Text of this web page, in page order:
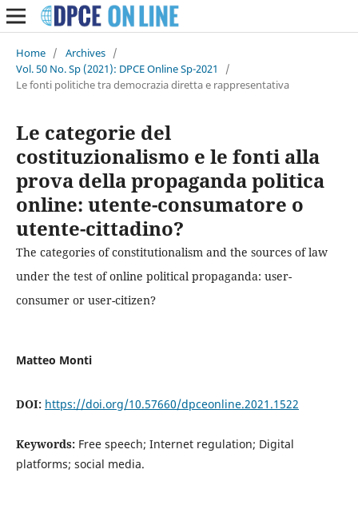
Home / Archives /
Vol. 50 No. Sp (2021): DPCE Online Sp-2021
/
Le fonti politiche tra democrazia diretta e rappresentativa
Le categorie del
costituzionalismo e le fonti alla
prova della propaganda politica
online: utente-consumatore o
utente-cittadino?
The categories of constitutionalism and the sources of law
under the test of online political propaganda: user-
consumer or user-citizen?
Matteo Monti
DOI: https://doi.org/10.57660/dpceonline.2021.1522
Keywords: Free speech; Internet regulation; Digital
platforms; social media.